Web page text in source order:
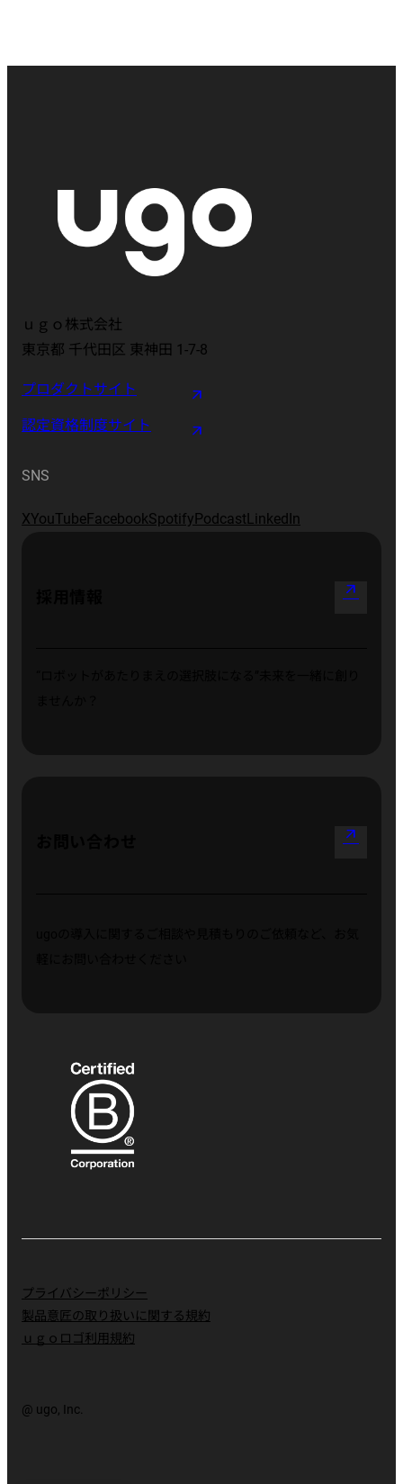
ｕｇｏ株式会社
東京都 千代田区 東神田 1-7-8
プロダクトサイト
認定資格制度サイト
SNS
XYouTubeFacebookSpotifyPodcastLinkedIn
arrow_outward
arrow_outward
@ ugo, Inc.
プライバシーポリシー
製品意匠の取り扱いに関する規約
ｕｇｏロゴ利用規約